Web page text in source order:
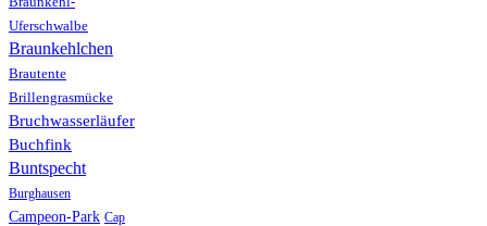
Uferschwalbe
Braunkehlchen
Brautente
Brillengrasmücke
Bruchwasserläufer
Buchfink
Buntspecht
Burghausen
Campeon-Park Cap